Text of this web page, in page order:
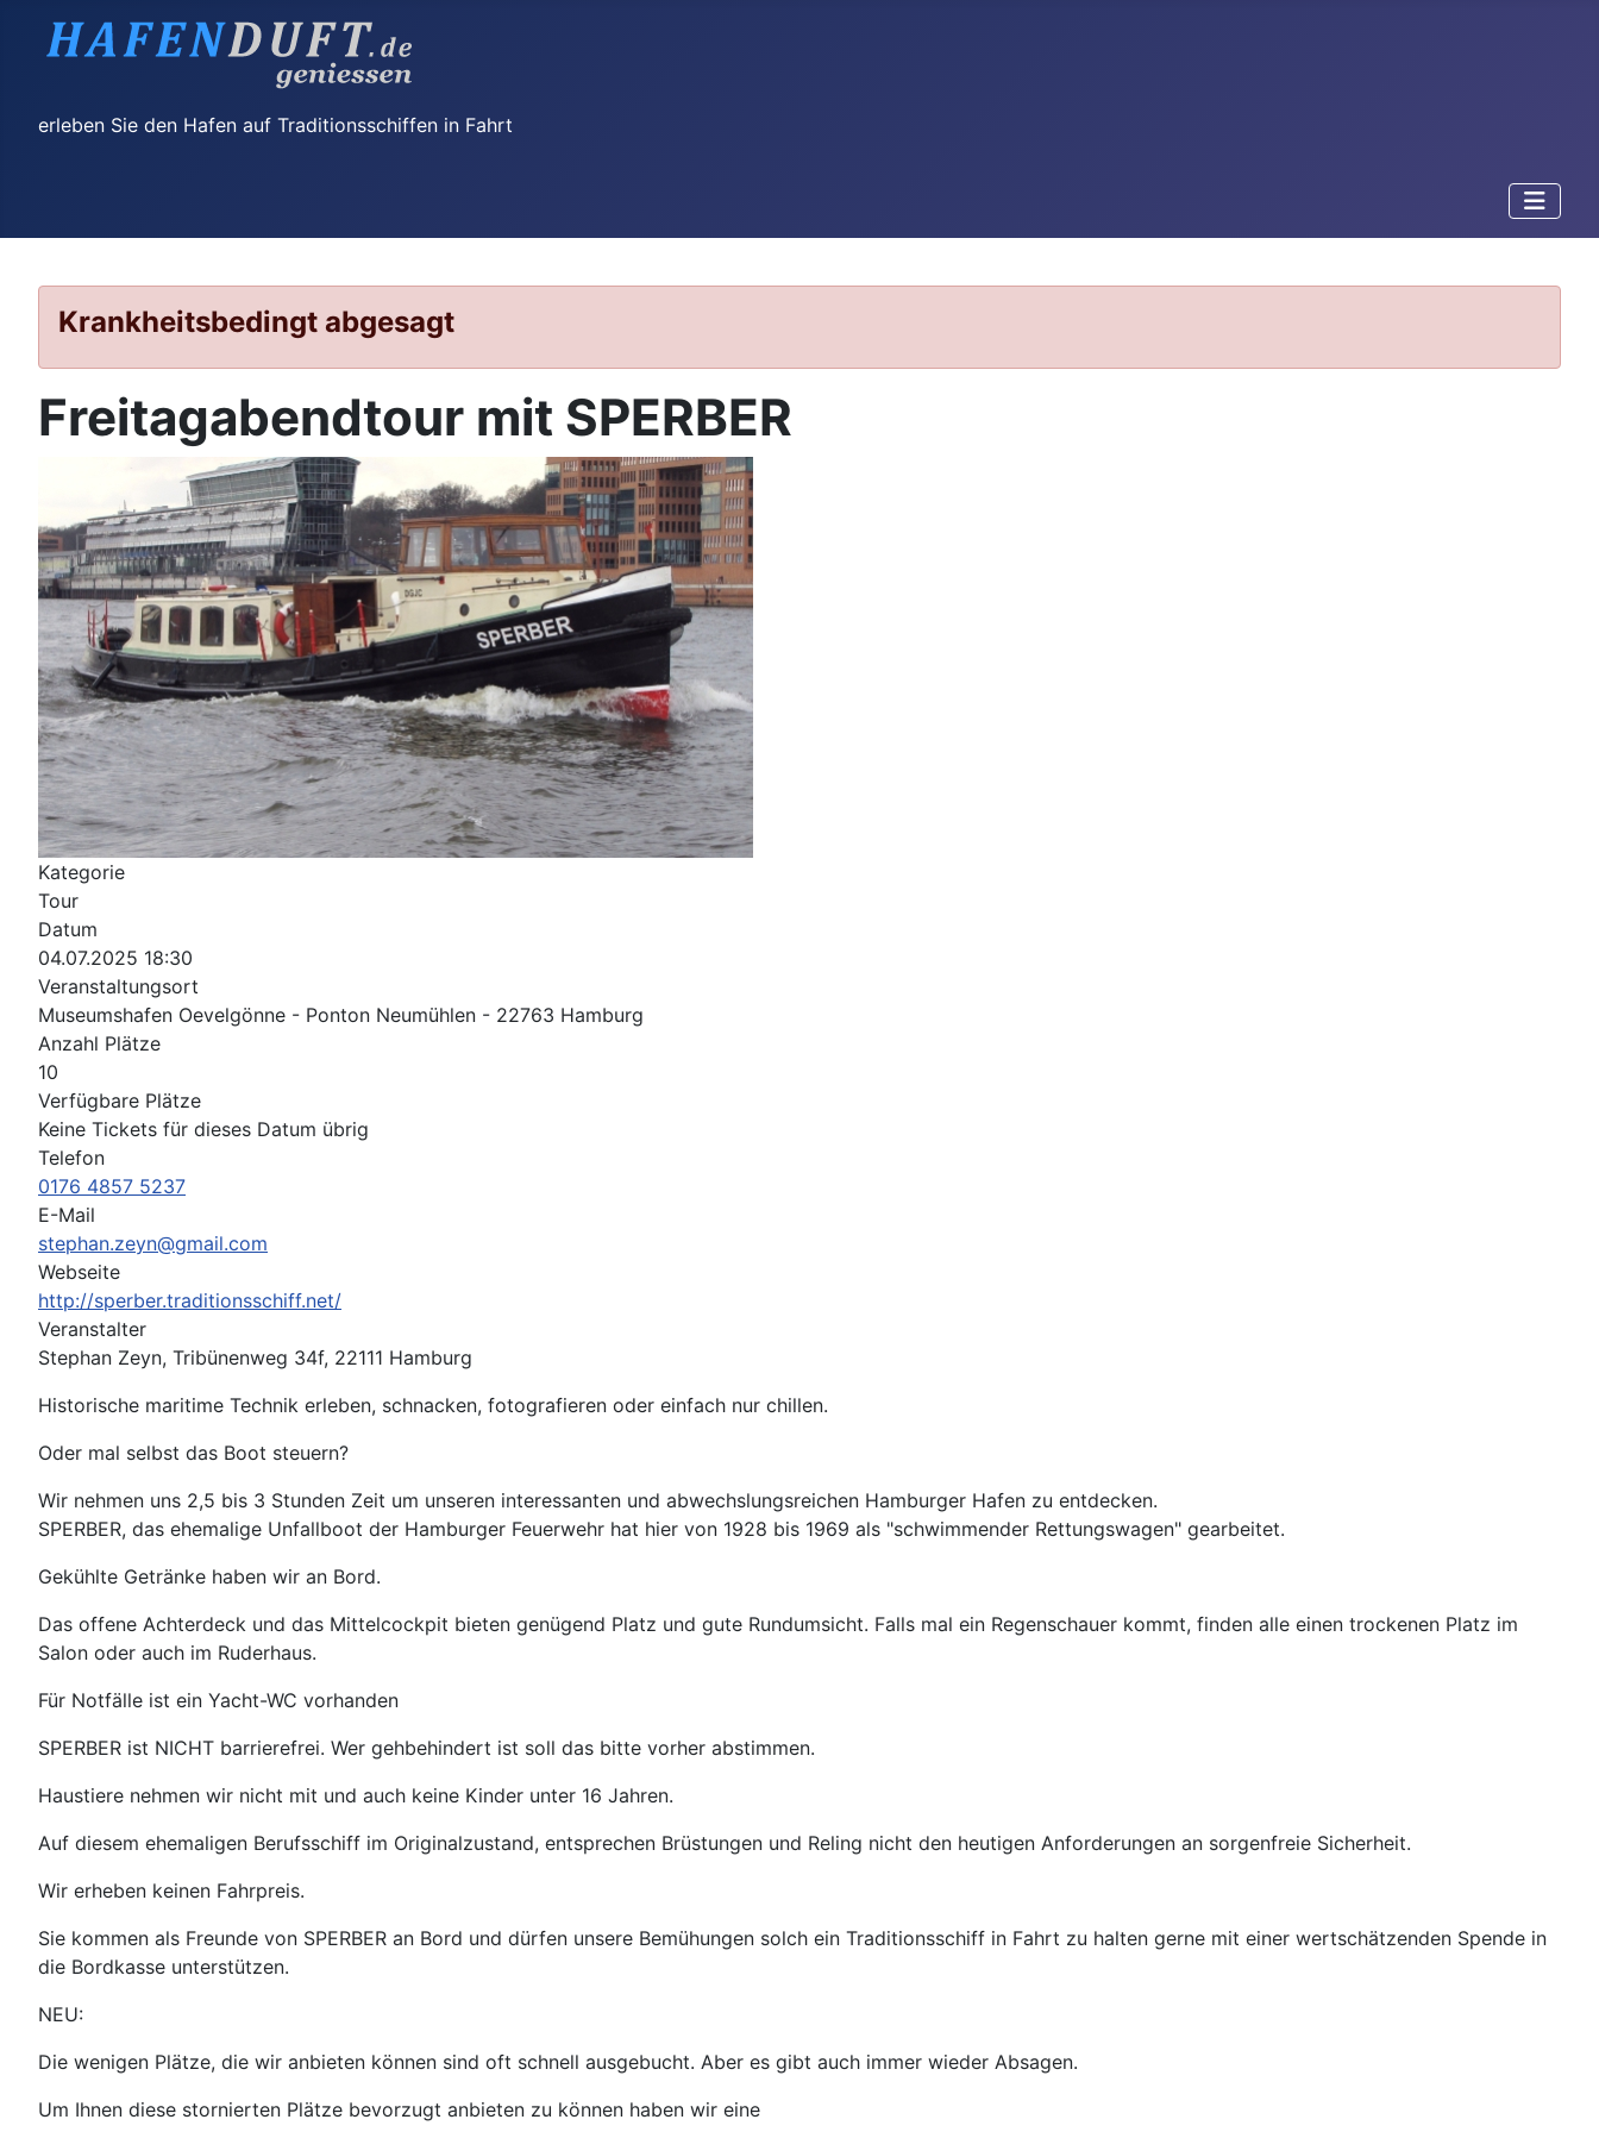
erleben Sie den Hafen auf Traditionsschiffen in Fahrt
Krankheitsbedingt abgesagt
Freitagabendtour mit SPERBER
Kategorie
Tour
Datum
04.07.2025 18:30
Veranstaltungsort
Museumshafen Oevelgönne - Ponton Neumühlen - 22763 Hamburg
Anzahl Plätze
10
Verfügbare Plätze
Keine Tickets für dieses Datum übrig
Telefon
0176 4857 5237
E-Mail
stephan.zeyn@gmail.com
Webseite
http://sperber.traditionsschiff.net/
Veranstalter
Stephan Zeyn, Tribünenweg 34f, 22111 Hamburg
Historische maritime Technik erleben, schnacken, fotografieren oder einfach nur chillen.
Oder mal selbst das Boot steuern?
Wir nehmen uns 2,5 bis 3 Stunden Zeit um unseren interessanten und abwechslungsreichen Hamburger Hafen zu entdecken.
SPERBER, das ehemalige Unfallboot der Hamburger Feuerwehr hat hier von 1928 bis 1969 als "schwimmender Rettungswagen" gearbeitet.
Gekühlte Getränke haben wir an Bord.
Das offene Achterdeck und das Mittelcockpit bieten genügend Platz und gute Rundumsicht. Falls mal ein Regenschauer kommt, finden alle einen trockenen Platz im
Salon oder auch im Ruderhaus.
Für Notfälle ist ein Yacht-WC vorhanden
SPERBER ist NICHT barrierefrei. Wer gehbehindert ist soll das bitte vorher abstimmen.
Haustiere nehmen wir nicht mit und auch keine Kinder unter 16 Jahren.
Auf diesem ehemaligen Berufsschiff im Originalzustand, entsprechen Brüstungen und Reling nicht den heutigen Anforderungen an sorgenfreie Sicherheit.
Wir erheben keinen Fahrpreis.
Sie kommen als Freunde von SPERBER an Bord und dürfen unsere Bemühungen solch ein Traditionsschiff in Fahrt zu halten gerne mit einer wertschätzenden Spende in
die Bordkasse unterstützen.
NEU:
Die wenigen Plätze, die wir anbieten können sind oft schnell ausgebucht. Aber es gibt auch immer wieder Absagen.
Um Ihnen diese stornierten Plätze bevorzugt anbieten zu können haben wir eine